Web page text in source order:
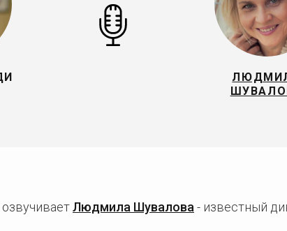
озвучиваетЛюдмила Шувалова - известный